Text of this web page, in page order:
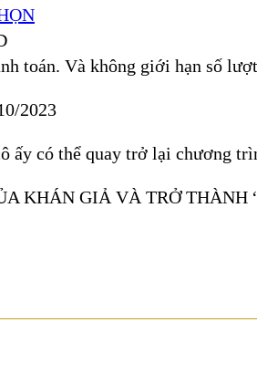
toán. Và không giới hạn số
2023
ấy có thể quay trở lại chương
KHÁN GIẢ VÀ TRỞ